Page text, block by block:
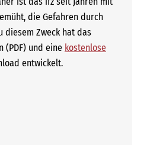
die Gefahren durch
diesem Zweck hat das
(PDF) und eine kostenlose
entwickelt.